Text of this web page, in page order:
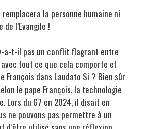
remplacera la personne humaine ni
l’Evangile !
a-t-il pas un conflit flagrant entre
avec tout ce que cela comporte et
François dans Laudato Si ? Bien sûr
le pape François, la technologie
Lors du G7 en 2024, il disait en
ne pouvons pas permettre à un